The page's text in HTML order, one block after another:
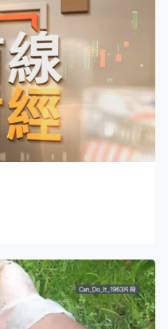
融機構，互聯網平台、
上月初完成整改的螞
分非核心業務，除了數
分拆及取得內地金融控
次申請上市。但不會再尋
請到香港集資/ 由阿里巴
2020年底申請在，A股
地監管部門臨時刹停，
型新股，估值高達2800
縮水超過七成，市場估
，日後即使能夠上市，